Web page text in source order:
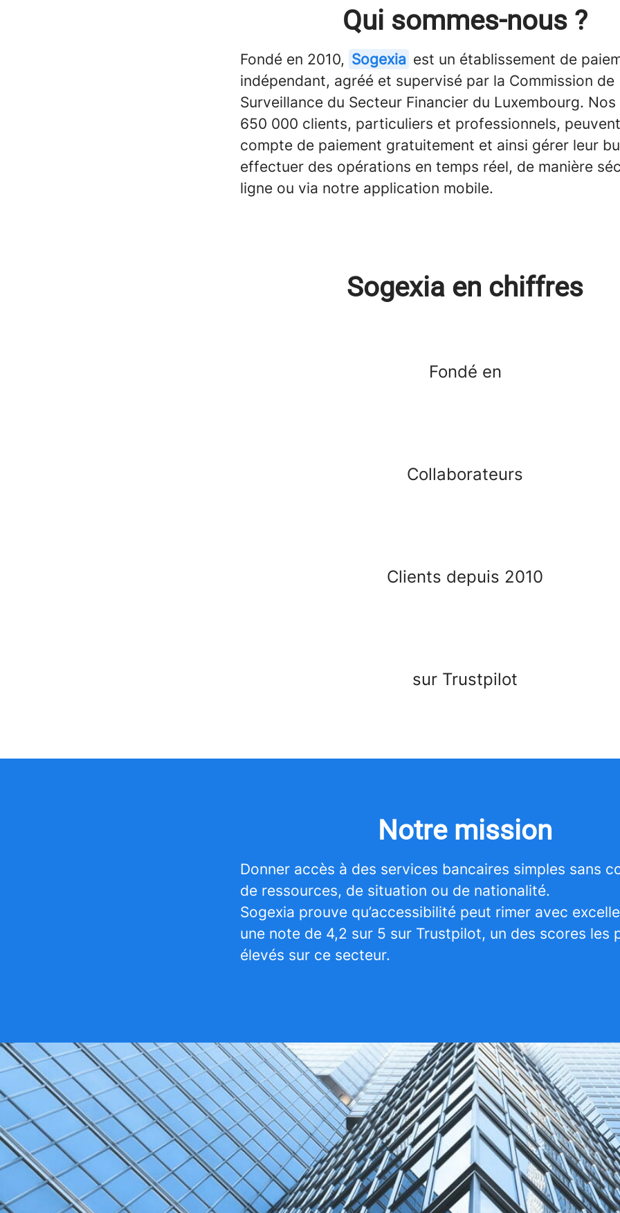
Qui sommes-nous ?
Fondé en 2010, Sogexia est un établissement de
indépendant, agréé et supervisé par la Commission de
Surveillance du Secteur Financier du Luxembourg.
650 000 clients, particuliers et professionnels,
compte de paiement gratuitement et ainsi gérer leur
effectuer des opérations en temps réel, de manière
ligne ou via notre application mobile.
Sogexia en chiffres
Fondé en
Collaborateurs
Clients depuis 2010
sur Trustpilot
Notre mission
Donner accès à des services bancaires simples sans
de ressources, de situation ou de nationalité.
Sogexia prouve qu’accessibilité peut rimer avec
une note de 4,2 sur 5 sur Trustpilot, un des scores les
élevés sur ce secteur.